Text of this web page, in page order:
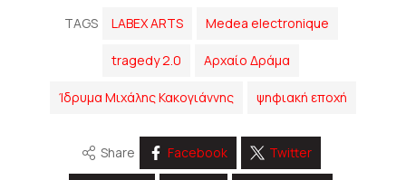
TAGS LABEX ARTS Medea electronique
tragedy 2.0 Αρχαίο Δράμα
Ίδρυμα Μιχάλης Κακογιάννης ψηφιακή εποχή
Share Facebook Twitter